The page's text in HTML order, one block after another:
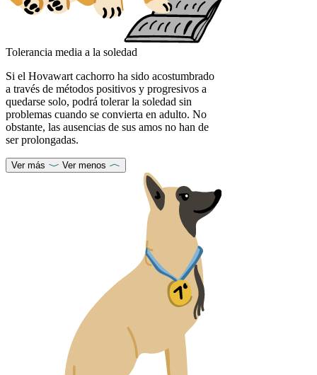
Tolerancia media a la soledad
Si el Hovawart cachorro ha sido acostumbrado
a través de métodos positivos y progresivos a
quedarse solo, podrá tolerar la soledad sin
problemas cuando se convierta en adulto. No
obstante, las ausencias de sus amos no han de
ser prolongadas.
Ver más Ver menos